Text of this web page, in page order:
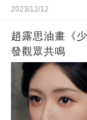
2023/12/12
趙露思油畫《
發觀眾共鳴